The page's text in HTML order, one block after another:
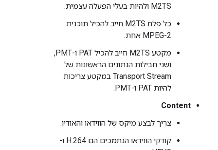
M2TS ולהיות בעלי הפעלה עצמית.
כל פלח M2TS חייב להכיל תוכנית
MPEG-2 אחת.
מקטע M2TS חייב להכיל PAT ו-PMT,
ושני חבילות הנתונים הראשונות של
Transport Stream במקטע צריכות
להיות PAT ו-PMT.
Content
צריך לבצע מיקס של הווידאו והאודיו.
קודקי הווידאו הנתמכים הם H.264 ו-